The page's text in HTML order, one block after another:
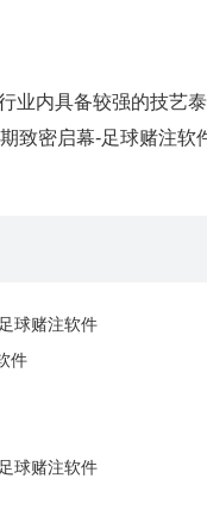
业内具备较强的技艺
致密启幕-足球赌注软
球赌注软件
件
球赌注软件